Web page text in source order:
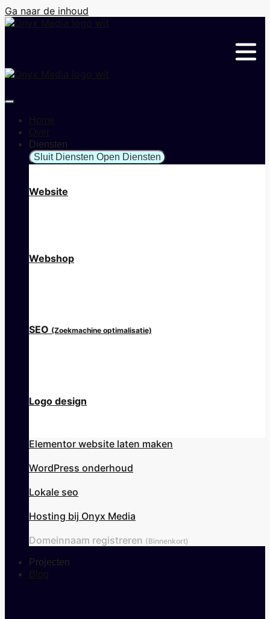
Ga naar de inhoud
Diensten
Sluit Diensten Open Diensten
Website
Webshop
SEO (Zoekmachine optimalisatie)
Logo design
Elementor website laten maken
WordPress onderhoud
Lokale seo
Hosting bij Onyx Media
Domeinnaam registreren (Binnenkort)
Projecten